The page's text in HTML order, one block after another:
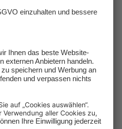
Punschkandis 125 g
und Orangenschale.